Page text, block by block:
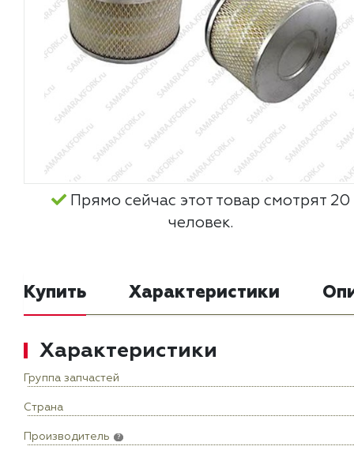
Прямо сейчас этот товар смотрят 20
человек.
Купить Характеристики
Характеристики
Группа запчастей
Страна
Производитель ?